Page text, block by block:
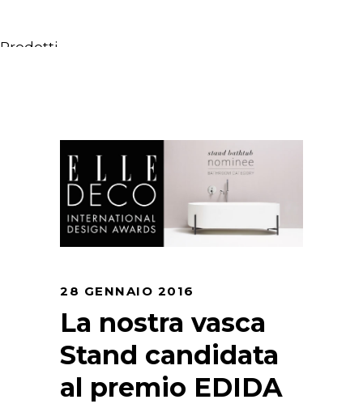
Prodotti
Contenitori
Specchi
Lampade
Cataloghi
Collezioni
Arco Collection
Beam Collection
28 GENNAIO 2016
La nostra vasca
Stand candidata
al premio EDIDA